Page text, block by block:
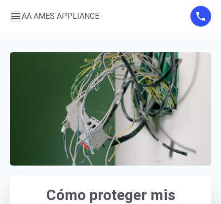
AA AMES APPLIANCE
Cómo proteger mis